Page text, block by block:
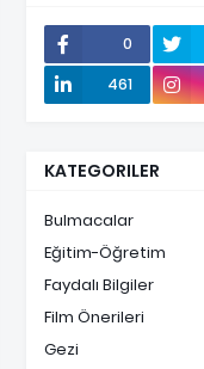
0
461
KATEGORILER
Bulmacalar
Eğitim-Öğretim
Faydalı Bilgiler
Film Önerileri
Gezi